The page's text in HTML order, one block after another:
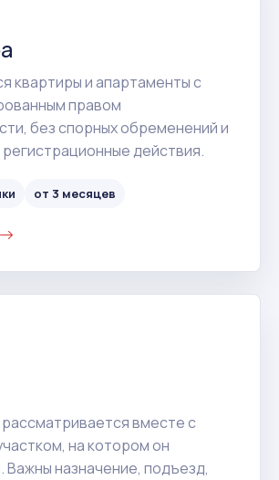
квартиры и апартаменты с
правом
без спорных обременений и
действия.
от 3 месяцев
вместе с
на котором он
Важны назначение, подъезд,